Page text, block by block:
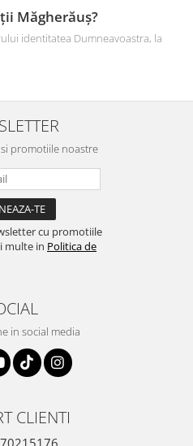
Măgherăuș?
identitatea Dumneavoastra, la
promotiile noastre
cu promotiile
multe in Politica de
in social media
CLIENTI